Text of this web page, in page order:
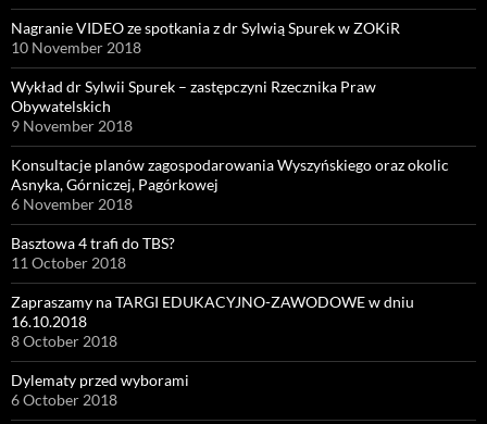
Nagranie VIDEO ze spotkania z dr Sylwią Spurek w ZOKiR
10 November 2018
Wykład dr Sylwii Spurek – zastępczyni Rzecznika Praw
Obywatelskich
9 November 2018
Konsultacje planów zagospodarowania Wyszyńskiego oraz okolic
Asnyka, Górniczej, Pagórkowej
6 November 2018
Basztowa 4 trafi do TBS?
11 October 2018
Zapraszamy na TARGI EDUKACYJNO-ZAWODOWE w dniu
16.10.2018
8 October 2018
Dylematy przed wyborami
6 October 2018